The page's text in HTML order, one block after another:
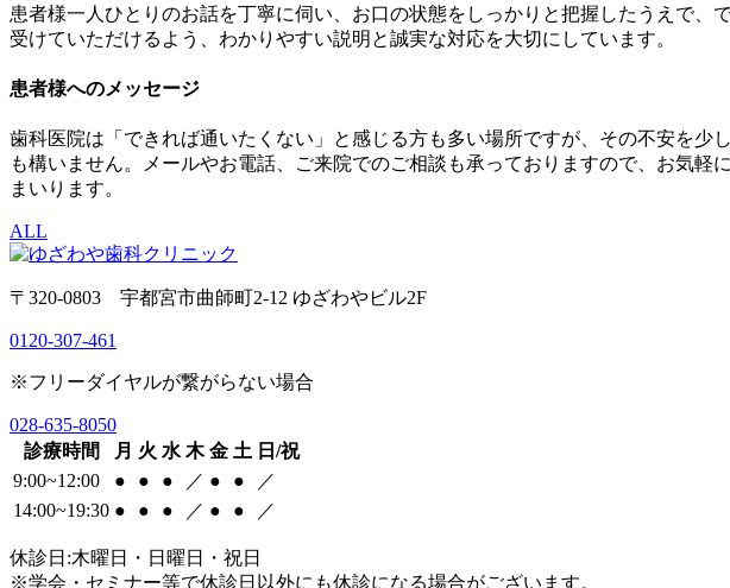
患者様一人ひとりのお話を丁寧に伺い、お口の状態をしっかりと把握したうえで
受けていただけるよう、わかりやすい説明と誠実な対応を大切にしています。
患者様へのメッセージ
歯科医院は「できれば通いたくない」と感じる方も多い場所ですが、その不安を
も構いません。メールやお電話、ご来院でのご相談も承っておりますので、お気
まいります。
ALL
〒320-0803 宇都宮市曲師町2-12 ゆざわやビル2F
0120-307-461
※フリーダイヤルが繋がらない場合
028-635-8050
診療時間
月 火 水 木 金 土 日/祝
9:00~12:00
● ● ● ／ ● ●
／
14:00~19:30 ● ● ● ／ ● ● ／
休診日:木曜日・日曜日・祝日
※学会・セミナー等で休診日以外にも休診になる場合がございます。